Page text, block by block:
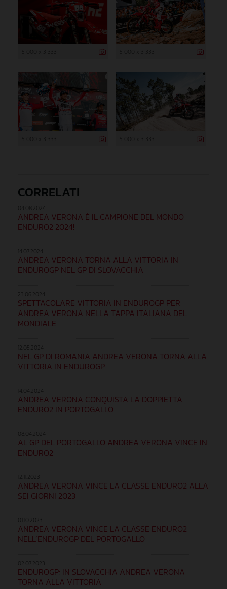
CORRELATI
ANDREA VERONA È IL CAMPIONE DEL MONDO
ENDURO2 2024!
ANDREA VERONA TORNA ALLA VITTORIA IN
ENDUROGP NEL GP DI SLOVACCHIA
SPETTACOLARE VITTORIA IN ENDUROGP PER
ANDREA VERONA NELLA TAPPA ITALIANA DEL
MONDIALE
NEL GP DI ROMANIA ANDREA VERONA TORNA ALLA
VITTORIA IN ENDUROGP
ANDREA VERONA CONQUISTA LA DOPPIETTA
ENDURO2 IN PORTOGALLO
AL GP DEL PORTOGALLO ANDREA VERONA VINCE IN
ENDURO2
ANDREA VERONA VINCE LA CLASSE ENDURO2 ALLA
SEI GIORNI 2023
ANDREA VERONA VINCE LA CLASSE ENDURO2
NELL’ENDUROGP DEL PORTOGALLO
ENDUROGP: IN SLOVACCHIA ANDREA VERONA
TORNA ALLA VITTORIA